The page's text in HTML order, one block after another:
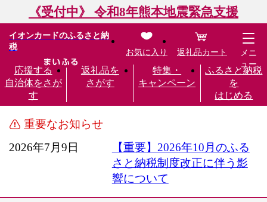
《受付中》 令和8年熊本地震緊急支援
イオンカードのふるさと納
税
応援する
自治体をさが
す
返礼品を
さがす
特集・
キャンペーン
ふるさと納税
を
はじめる
お気に入り 返礼品カート
メニ
ュー
重要なお知らせ
2026年7月9日
【重要】2026年10月のふる
さと納税制度改正に伴う影
響について